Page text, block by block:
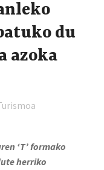
du
azoka
‘T’ formako
herriko